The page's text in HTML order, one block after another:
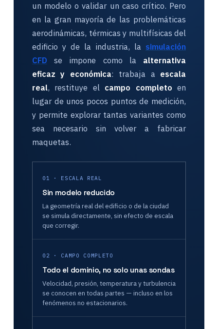
un modelo o validar un caso crítico. Pero
en la gran mayoría de las problemáticas
aerodinámicas, térmicas y multifísicas del
edificio y de la industria, la simulación
CFD se impone como la alternativa
eficaz y económica: trabaja a escala
real, restituye el campo completo en
lugar de unos pocos puntos de medición,
y permite explorar tantas variantes como
sea necesario sin volver a fabricar
maquetas.
01 · ESCALA REAL
Sin modelo reducido
La geometría real del edificio o de la ciudad
se simula directamente, sin efecto de escala
que corregir.
02 · CAMPO COMPLETO
Todo el dominio, no solo unas sondas
Velocidad, presión, temperatura y turbulencia
se conocen en todas partes — incluso en los
fenómenos no estacionarios.